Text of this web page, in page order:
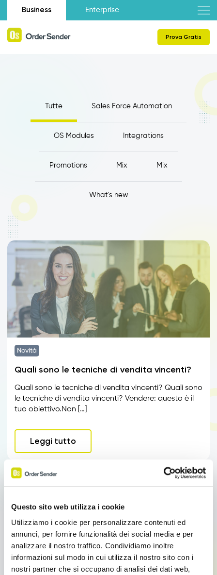
Questo sito web utilizza i cookie
Utilizziamo i cookie per personalizzare contenuti ed
annunci, per fornire funzionalità dei social media e per
analizzare il nostro traffico. Condividiamo inoltre
informazioni sul modo in cui utilizza il nostro sito con i
nostri partner che si occupano di analisi dei dati web,
Business Enterprise
Prova Gratis
Tutte Sales Force Automation
OS Modules Integrations
Promotions Mix Mix
What's new
Novità
Quali sono le tecniche di vendita vincenti?
Quali sono le tecniche di vendita vincenti? Quali sono
le tecniche di vendita vincenti? Vendere: questo è il
tuo obiettivo.Non […]
Leggi tutto